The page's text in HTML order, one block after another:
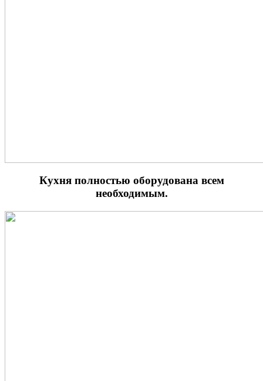
Кухня полностью оборудована всем
необходимым.